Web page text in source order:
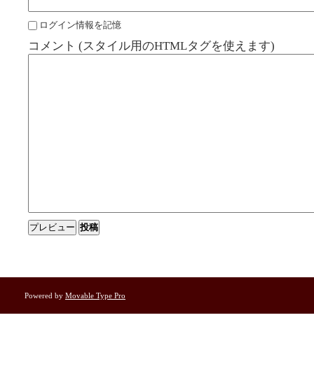
ログイン情報を記憶
コメント (スタイル用のHTMLタグを使えます)
Powered by Movable Type Pro